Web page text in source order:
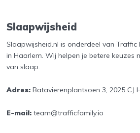
Slaapwijsheid
Slaapwijsheid.nl is onderdeel van Traffic
in Haarlem. Wij helpen je betere keuzes
van slaap.
Adres:Batavierenplantsoen 3, 2025 CJ
E-mail:team@trafficfamily.io